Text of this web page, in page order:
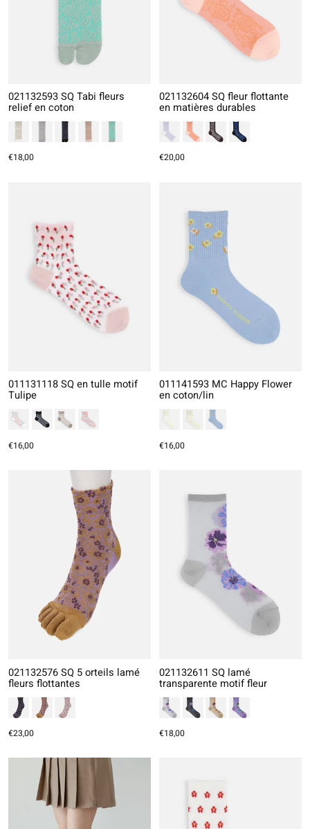
021132593 SQ Tabi fleurs
relief en coton
€18,00
021132604 SQ fleur flottante
en matières durables
€20,00
011131118 SQ en tulle motif
Tulipe
€16,00
011141593 MC Happy Flower
en coton/lin
€16,00
021132576 SQ 5 orteils lamé
fleurs flottantes
€23,00
021132611 SQ lamé
transparente motif fleur
€18,00